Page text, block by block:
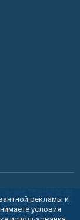
рекламы и
сайт, вы
рекламы и
условия